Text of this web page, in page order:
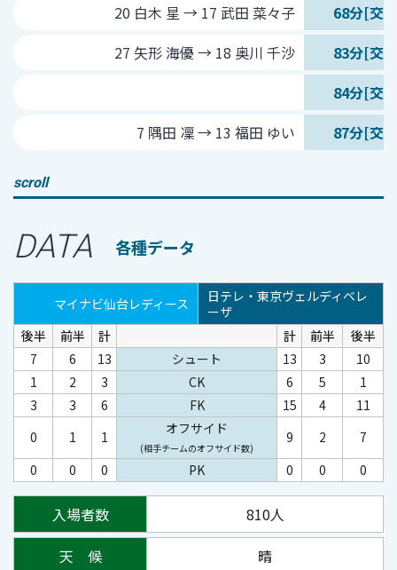
20 白木 星 → 17 武田 菜々子
68分[交
27 矢形 海優 → 18 奥川 千沙
83分[交
84分[交
7 隅田 凜 → 13 福田 ゆい
87分[交
scroll
DATA 各種データ
マイナビ仙台レディース
日テレ・東京ヴェルディベレ
ーザ
後半
前半 計 計 前半
後半
7
6 13 シュート 13 3
10
1
2 3 CK 6 5
1
3
3 6 FK 15 4
11
0
1 1 オフサイド
(相手チームのオフサイド数)
9 2
7
0
0 0 PK 0 0 0
入場者数
810人
天 候
晴